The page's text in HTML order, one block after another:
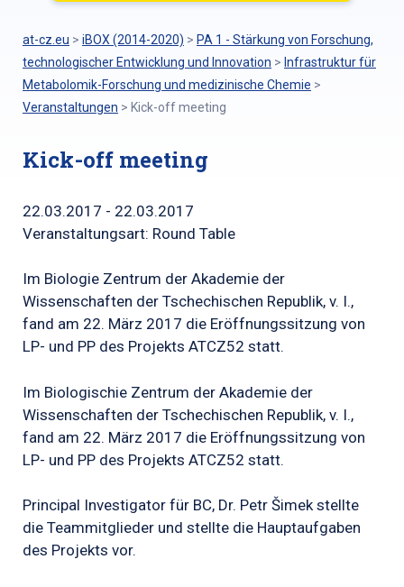
at-cz.eu > iBOX (2014-2020) > PA 1 - Stärkung von Forschung,
technologischer Entwicklung und Innovation > Infrastruktur für
Metabolomik-Forschung und medizinische Chemie >
Veranstaltungen > Kick-off meeting
Kick-off meeting
22.03.2017 - 22.03.2017
Veranstaltungsart: Round Table
Im Biologie Zentrum der Akademie der
Wissenschaften der Tschechischen Republik, v. I.,
fand am 22. März 2017 die Eröffnungssitzung von
LP- und PP des Projekts ATCZ52 statt.
Im Biologischie Zentrum der Akademie der
Wissenschaften der Tschechischen Republik, v. I.,
fand am 22. März 2017 die Eröffnungssitzung von
LP- und PP des Projekts ATCZ52 statt.
Principal Investigator für BC, Dr. Petr Šimek stellte
die Teammitglieder und stellte die Hauptaufgaben
des Projekts vor.